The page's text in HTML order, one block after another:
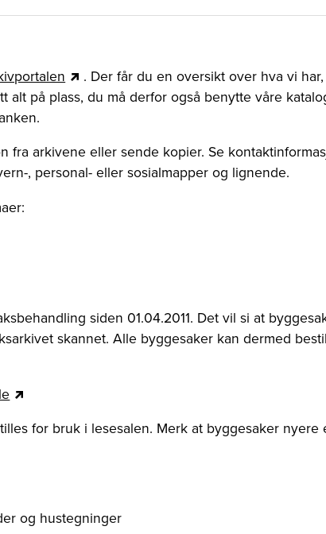
. Der får du en oversikt over hva vi
alt på plass, du må derfor også benytte våre
fra arkivene eller sende kopier. Se
, personal- eller sosialmapper og lignende.
siden 01.04.2011. Det vil si at
skannet. Alle byggesaker kan dermed
for bruk i lesesalen. Merk at byggesaker
og hustegninger